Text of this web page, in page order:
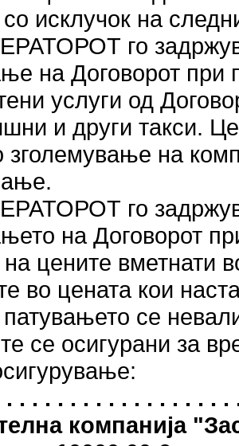
исклучок на
го
на Договорот при
услуги од
и други такси.
зголемување на
го
на Договорот
цените вметнати
во цената кои
се
се осигурани за
. . . . . . . . . . . . . . . . .
компанија